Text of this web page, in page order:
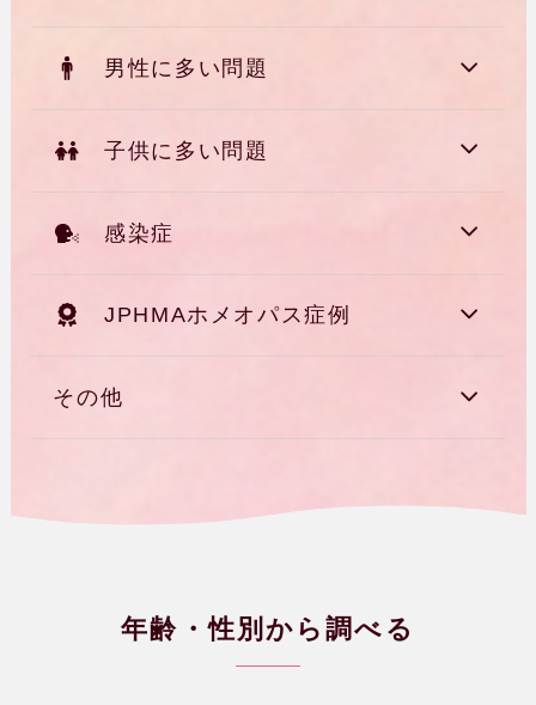
男性に多い問題
子供に多い問題
感染症
JPHMAホメオパス症例
その他
年齢・性別から調べる